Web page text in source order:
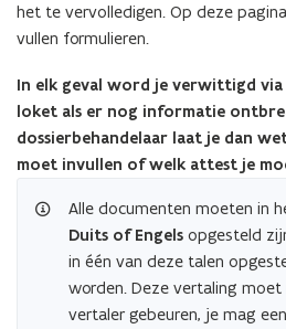
het te vervolledigen. Op deze
vullen formulieren.
In elk geval word je verwittigd
loket als er nog informatie
dossierbehandelaar laat je dan
moet invullen of welk attest je
Alle documenten moeten in
Duits of Engels opgesteld
in één van deze talen
worden. Deze vertaling
vertaler gebeuren, je mag